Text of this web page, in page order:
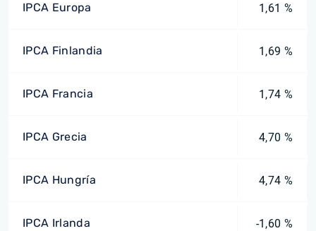
IPCA Europa 1,61 %
IPCA Finlandia 1,69 %
IPCA Francia 1,74 %
IPCA Grecia 4,70 %
IPCA Hungría 4,74 %
IPCA Irlanda -1,60 %